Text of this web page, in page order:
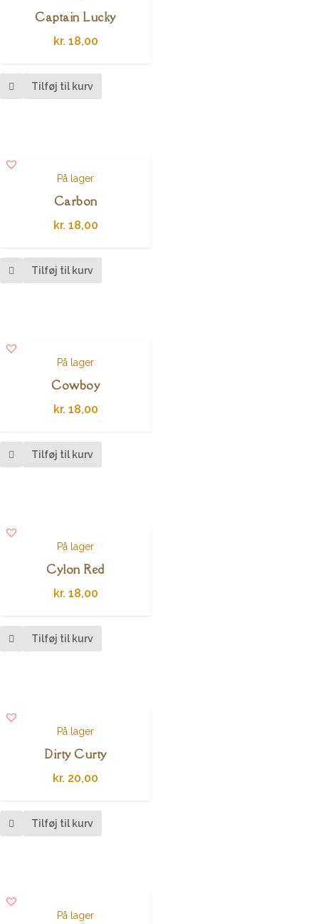
Captain Lucky
kr. 18,00
Tilføj til kurv
På lager
Carbon
kr. 18,00
Tilføj til kurv
På lager
Cowboy
kr. 18,00
Tilføj til kurv
På lager
Cylon Red
kr. 18,00
Tilføj til kurv
På lager
Dirty Curty
kr. 20,00
Tilføj til kurv
På lager